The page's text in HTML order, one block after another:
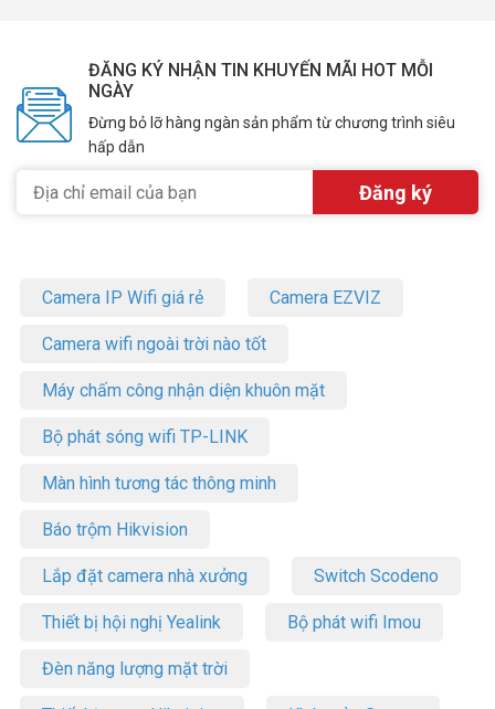
ĐĂNG KÝ NHẬN TIN KHUYẾN MÃI HOT MỖI
NGÀY
Đừng bỏ lỡ hàng ngàn sản phẩm từ chương trình siêu
hấp dẫn
Camera IP Wifi giá rẻ Camera EZVIZ
Camera wifi ngoài trời nào tốt
Máy chấm công nhận diện khuôn mặt
Bộ phát sóng wifi TP-LINK
Màn hình tương tác thông minh
Báo trộm Hikvision
Lắp đặt camera nhà xưởng Switch Scodeno
Thiết bị hội nghị Yealink Bộ phát wifi Imou
Đèn năng lượng mặt trời